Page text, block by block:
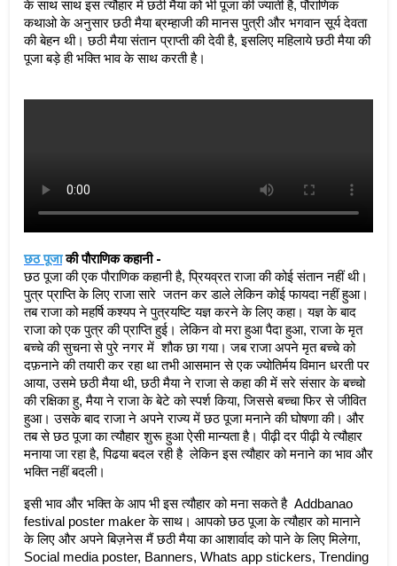
के साथ साथ इस त्यौहार में छठी मैया को भी पूजा की ज्याती है, पौराणिक
कथाओ के अनुसार छठी मैया ब्रम्हाजी की मानस पुत्री और भगवान सूर्य देवता
की बेहन थी। छठी मैया संतान प्राप्ती की देवी है, इसलिए महिलाये छठी मैया की
पूजा बड़े ही भक्ति भाव के साथ करती है।
छठ पूजा की पौराणिक कहानी -
छठ पूजा की एक पौराणिक कहानी है, प्रियव्रत राजा की कोई संतान नहीं थी।
पुत्र प्राप्ति के लिए राजा सारे  जतन कर डाले लेकिन कोई फायदा नहीं हुआ।
तब राजा को महर्षि कश्यप ने पुत्रयष्टि यज्ञ करने के लिए कहा। यज्ञ के बाद
राजा को एक पुत्र की प्राप्ति हुई। लेकिन वो मरा हुआ पैदा हुआ, राजा के मृत
बच्चे की सुचना से पुरे नगर में  शौक छा गया। जब राजा अपने मृत बच्चे को
दफ़नाने की तयारी कर रहा था तभी आसमान से एक ज्योतिर्मय विमान धरती पर
आया, उसमे छठी मैया थी, छठी मैया ने राजा से कहा की में सरे संसार के बच्चो
की रक्षिका हु, मैया ने राजा के बेटे को स्पर्श किया, जिससे बच्चा फिर से जीवित
हुआ। उसके बाद राजा ने अपने राज्य में छठ पूजा मनाने की घोषणा की। और
तब से छठ पूजा का त्यौहार शुरू हुआ ऐसी मान्यता है। पीढ़ी दर पीढ़ी ये त्यौहार
मनाया जा रहा है, पिढया बदल रही है  लेकिन इस त्यौहार को मनाने का भाव और
भक्ति नहीं बदली।
इसी भाव और भक्ति के आप भी इस त्यौहार को मना सकते है  Addbanao
festival poster maker के साथ। आपको छठ पूजा के त्यौहार को मानाने
के लिए और अपने बिज़नेस मैं छठी मैया का आशार्वाद को पाने के लिए मिलेगा,
Social media poster, Banners, Whats app stickers, Trending